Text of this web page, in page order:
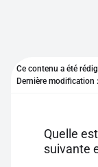
Se connecter
Ce contenu a été
Dernière modification :
Quelle
suivante